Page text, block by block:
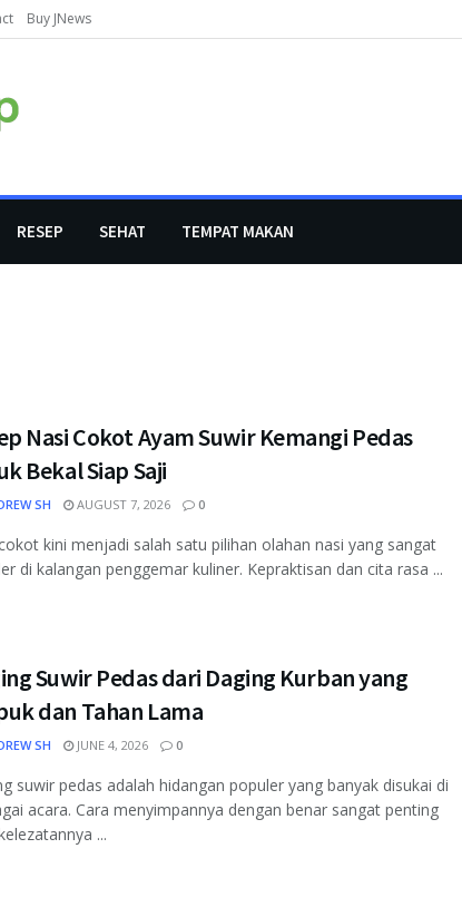
Buy JNews
RESEP SEHAT TEMPAT MAKAN
Nasi Cokot Ayam Suwir Kemangi Pedas
Bekal Siap Saji
SH AUGUST 7, 2026 0
kini menjadi salah satu pilihan olahan nasi yang sangat
di kalangan penggemar kuliner. Kepraktisan dan cita rasa ...
Suwir Pedas dari Daging Kurban yang
dan Tahan Lama
SH JUNE 4, 2026 0
suwir pedas adalah hidangan populer yang banyak disukai di
acara. Cara menyimpannya dengan benar sangat penting
...